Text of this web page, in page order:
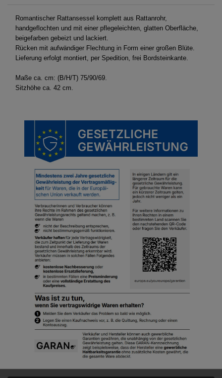
Romantischer Rattansessel komplett aus Rattanrohr,
handgeflochten und mit einer pflegeleichten, glatten Oberfläche,
beigefarben gebeizt und lackiert.
Rücken mit aufwändiger Flechtung in Form einer großen Blüte.
Lieferung erfolgt montiert, per Spedition, frei Bordsteinkante.
Maße ca. cm: (B/H/T) 75/90/69.
Sitzhöhe ca. 42 cm.